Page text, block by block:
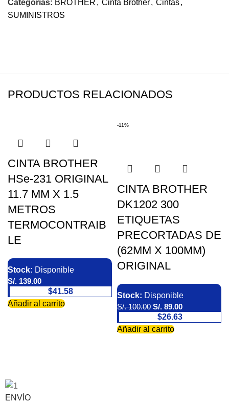
Categorías: BROTHER , Cinta Brother, Cintas,
SUMINISTROS
PRODUCTOS RELACIONADOS
CINTA BROTHER
HSe-231 ORIGINAL
11.7 MM X 1.5
METROS
TERMOCONTRAIB
LE
Stock: Disponible
S/. 139.00
$41.58
Añadir al carrito
-11%
CINTA BROTHER
DK1202 300
ETIQUETAS
PRECORTADAS DE
(62MM X 100MM)
ORIGINAL
Stock: Disponible
S/.100.00 S/. 89.00
$26.63
Añadir al carrito
ENVÍO